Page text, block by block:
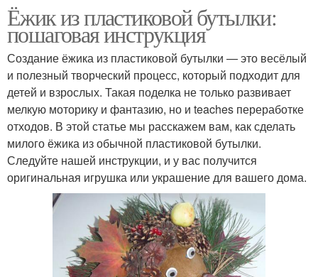
Ёжик из пластиковой бутылки:
пошаговая инструкция
Создание ёжика из пластиковой бутылки — это весёлый
и полезный творческий процесс, который подходит для
детей и взрослых. Такая поделка не только развивает
мелкую моторику и фантазию, но и teaches переработке
отходов. В этой статье мы расскажем вам, как сделать
милого ёжика из обычной пластиковой бутылки.
Следуйте нашей инструкции, и у вас получится
оригинальная игрушка или украшение для вашего дома.